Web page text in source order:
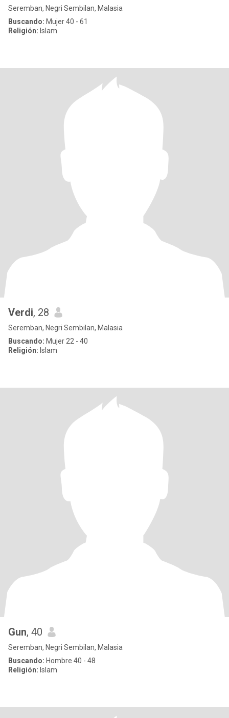
Seremban, Negri Sembilan, Malasia
Buscando: Mujer 40 - 61
Religión: Islam
Verdi, 28
Seremban, Negri Sembilan, Malasia
Buscando: Mujer 22 - 40
Religión: Islam
Gun, 40
Seremban, Negri Sembilan, Malasia
Buscando: Hombre 40 - 48
Religión: Islam